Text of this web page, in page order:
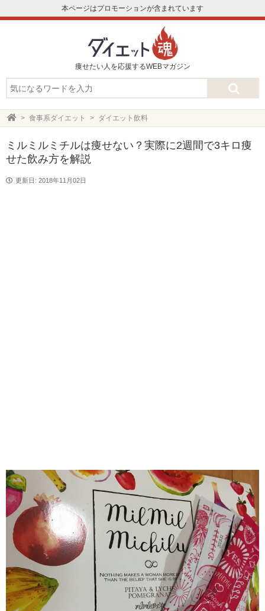
本ページはプロモーションが含まれています
痩せたい人を応援するWEBマガジン
食事系ダイエット ダイエット飲料
ミルミルミチルは痩せない？実際に2週間で3キロ痩
せた飲み方を解説
更新日: 2018年11月02日